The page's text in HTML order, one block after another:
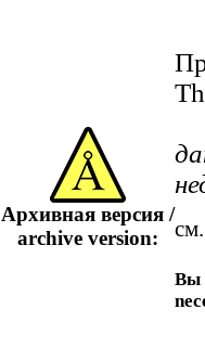
Архивная версия /
archive version:
Вы